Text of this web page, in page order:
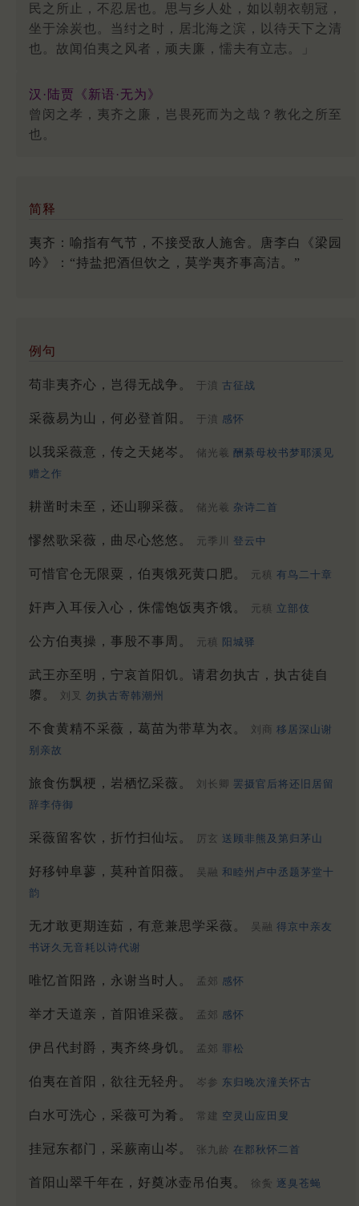
民之所止，不忍居也。思与乡人处，如以朝衣朝冠，
坐于涂炭也。当纣之时，居北海之滨，以待天下之清
也。故闻伯夷之风者，顽夫廉，懦夫有立志。」
汉·陆贾《新语·无为》
曾闵之孝，夷齐之廉，岂畏死而为之哉？教化之所至
也。
简释
夷齐：喻指有气节，不接受敌人施舍。唐李白《梁园
吟》：“持盐把酒但饮之，莫学夷齐事高洁。”
例句
苟非夷齐心，岂得无战争。 于濆 古征战
采薇易为山，何必登首阳。 于濆 感怀
以我采薇意，传之天姥岑。 储光羲 酬綦母校书梦耶溪见
赠之作
耕凿时未至，还山聊采薇。 储光羲 杂诗二首
憀然歌采薇，曲尽心悠悠。 元季川 登云中
可惜官仓无限粟，伯夷饿死黄口肥。 元稹 有鸟二十章
奸声入耳佞入心，侏儒饱饭夷齐饿。 元稹 立部伎
公方伯夷操，事殷不事周。 元稹 阳城驿
武王亦至明，宁哀首阳饥。请君勿执古，执古徒自
隳。
刘叉 勿执古寄韩潮州
不食黄精不采薇，葛苗为带草为衣。 刘商 移居深山谢
别亲故
旅食伤飘梗，岩栖忆采薇。 刘长卿 罢摄官后将还旧居留
辞李侍御
采薇留客饮，折竹扫仙坛。 厉玄 送顾非熊及第归茅山
好移钟阜蓼，莫种首阳薇。 吴融 和睦州卢中丞题茅堂十
韵
无才敢更期连茹，有意兼思学采薇。 吴融 得京中亲友
书讶久无音耗以诗代谢
唯忆首阳路，永谢当时人。 孟郊 感怀
举才天道亲，首阳谁采薇。 孟郊 感怀
伊吕代封爵，夷齐终身饥。 孟郊 罪松
伯夷在首阳，欲往无轻舟。 岑参 东归晚次潼关怀古
白水可洗心，采薇可为肴。 常建 空灵山应田叟
挂冠东都门，采蕨南山岑。 张九龄 在郡秋怀二首
首阳山翠千年在，好奠冰壶吊伯夷。 徐夤 逐臭苍蝇